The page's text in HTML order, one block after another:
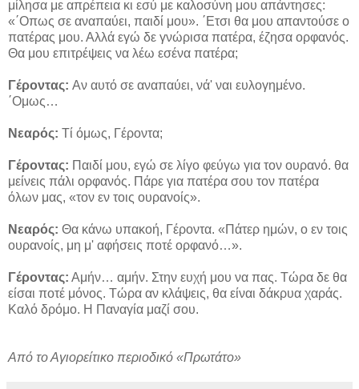
μίλησα με απρέπεια κι εσύ με καλοσύνη μου απάντησες:
«΄Οπως σε αναπαύει, παιδί μου». ΄Ετσι θα μου απαντούσε ο
πατέρας μου. Αλλά εγώ δε γνώρισα πατέρα, έζησα ορφανός.
Θα μου επιτρέψεις να λέω εσένα πατέρα;
Γέροντας: Αν αυτό σε αναπαύει, νά' ναι ευλογημένο.
΄Ομως…
Νεαρός: Τί όμως, Γέροντα;
Γέροντας: Παιδί μου, εγώ σε λίγο φεύγω για τον ουρανό. θα
μείνεις πάλι ορφανός. Πάρε για πατέρα σου τον πατέρα
όλων μας, «τον εν τοις ουρανοίς».
Νεαρός: Θα κάνω υπακοή, Γέροντα. «Πάτερ ημών, ο εν τοις
ουρανοίς, μη μ' αφήσεις ποτέ ορφανό…».
Γέροντας: Αμήν… αμήν. Στην ευχή μου να πας. Τώρα δε θα
είσαι ποτέ μόνος. Τώρα αν κλάψεις, θα είναι δάκρυα χαράς.
Καλό δρόμο. Η Παναγία μαζί σου.
Από το Αγιορείτικο περιοδικό «Πρωτάτο»